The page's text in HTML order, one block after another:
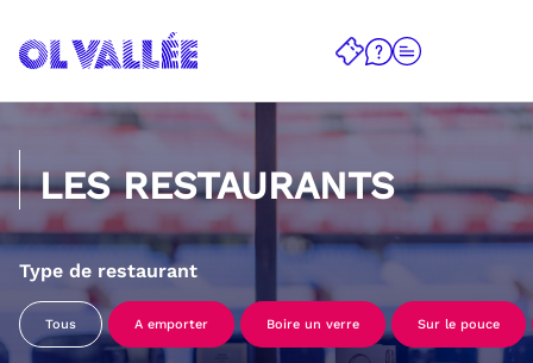
LES RESTAURANTS
Type de restaurant
Tous A emporter Boire un verre Sur le pouce